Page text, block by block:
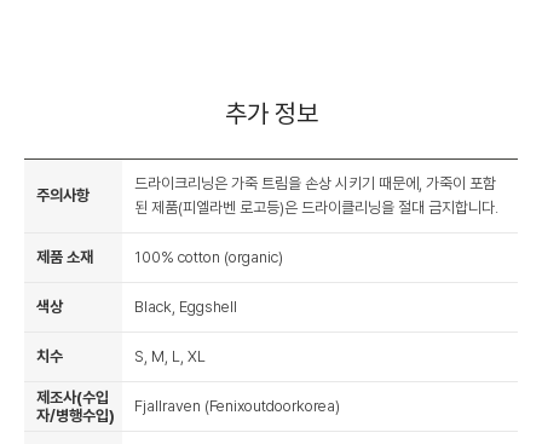
추가 정보
주의사항
드라이크리닝은 가죽 트림을 손상 시키기 때문에, 가죽이 포함
된 제품(피엘라벤 로고등)은 드라이클리닝을 절대 금지합니다.
제품 소재 100% cotton (organic)
색상 Black, Eggshell
치수 S, M, L, XL
제조사(수입
자/병행수입)
Fjallraven (Fenixoutdoorkorea)